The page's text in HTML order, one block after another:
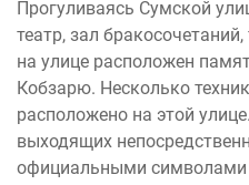
Прогуливаясь Сумской
театр, зал
на улице расположен
Кобзарю. Несколько
расположено на этой
выходящих
официальными символами